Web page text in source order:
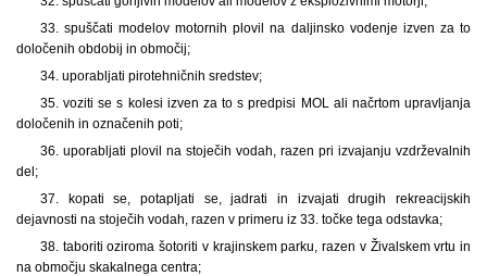
33. spuščati modelov motornih plovil na daljinsko vodenje izven za to
določenih obdobij in območij;
34. uporabljati pirotehničnih sredstev;
35. voziti se s kolesi izven za to s predpisi MOL ali načrtom upravljanja
določenih in označenih poti;
36. uporabljati plovil na stoječih vodah, razen pri izvajanju vzdrževalnih
del;
37. kopati se, potapljati se, jadrati in izvajati drugih rekreacijskih
dejavnosti na stoječih vodah, razen v primeru iz 33. točke tega odstavka;
38. taboriti oziroma šotoriti v krajinskem parku, razen v Živalskem vrtu in
na območju skakalnega centra;